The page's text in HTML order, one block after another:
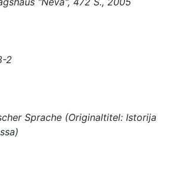
2
Sprache (Originaltitel: Istorija